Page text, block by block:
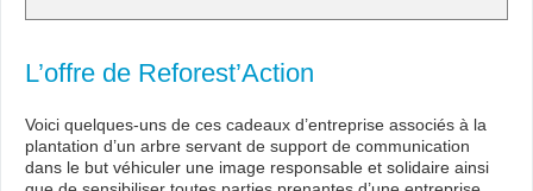
L’offre de Reforest’Action
Voici quelques-uns de ces cadeaux d’entreprise associés à la
plantation d’un arbre servant de support de communication
dans le but véhiculer une image responsable et solidaire ainsi